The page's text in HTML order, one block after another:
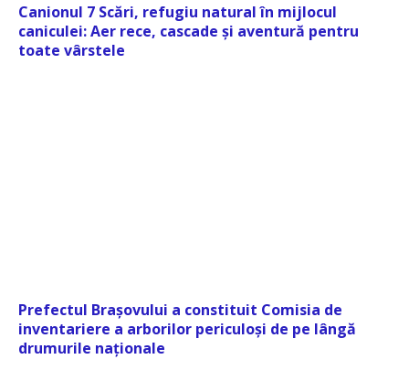
Canionul 7 Scări, refugiu natural în mijlocul
caniculei: Aer rece, cascade și aventură pentru
toate vârstele
Prefectul Brașovului a constituit Comisia de
inventariere a arborilor periculoși de pe lângă
drumurile naționale